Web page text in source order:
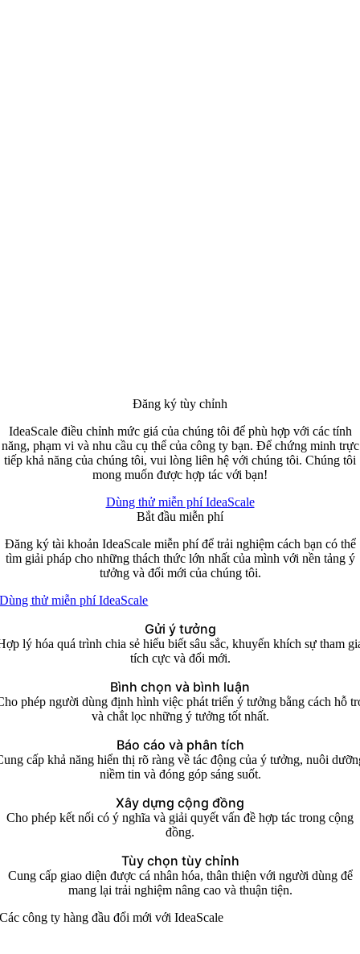
Đăng ký tùy chỉnh
IdeaScale điều chỉnh mức giá của chúng tôi để phù hợp với các tính
năng, phạm vi và nhu cầu cụ thể của công ty bạn. Để chứng minh trực
tiếp khả năng của chúng tôi, vui lòng liên hệ với chúng tôi. Chúng tôi
mong muốn được hợp tác với bạn!
Dùng thử miễn phí IdeaScale
Bắt đầu miễn phí
Đăng ký tài khoản IdeaScale miễn phí để trải nghiệm cách bạn có thể
tìm giải pháp cho những thách thức lớn nhất của mình với nền tảng ý
tưởng và đổi mới của chúng tôi.
Dùng thử miễn phí IdeaScale
Gửi ý tưởng
lý hóa quá trình chia sẻ hiểu biết sâu sắc, khuyến khích sự tham
tích cực và đổi mới.
Bình chọn và bình luận
phép người dùng định hình việc phát triển ý tưởng bằng cách hỗ
và chắt lọc những ý tưởng tốt nhất.
Báo cáo và phân tích
cấp khả năng hiển thị rõ ràng về tác động của ý tưởng, nuôi
niềm tin và đóng góp sáng suốt.
Xây dựng cộng đồng
Cho phép kết nối có ý nghĩa và giải quyết vấn đề hợp tác trong cộng
đồng.
Tùy chọn tùy chỉnh
Cung cấp giao diện được cá nhân hóa, thân thiện với người dùng để
mang lại trải nghiệm nâng cao và thuận tiện.
Các công ty hàng đầu đổi mới với IdeaScale